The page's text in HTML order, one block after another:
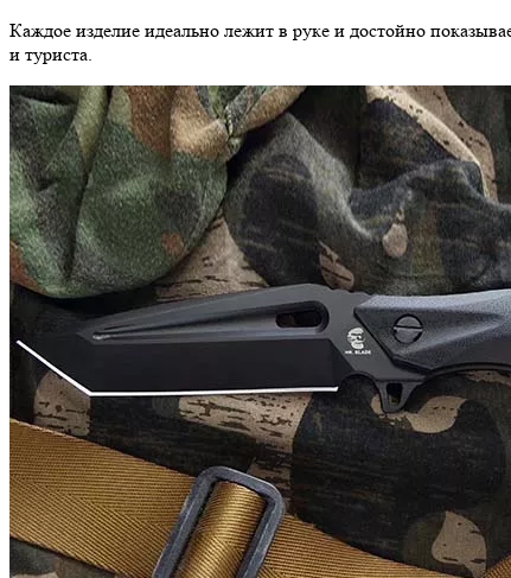
Каждое изделие идеально лежит в руке и достойно
и туриста.